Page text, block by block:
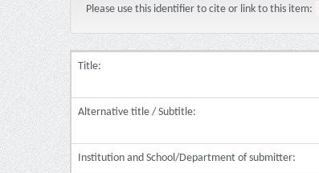
Please use this identifier to cite or link to this item:
Title:
Alternative title / Subtitle:
Institution and School/Department of submitter: